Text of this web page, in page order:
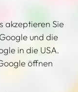
akzeptieren Sie
und die
in die USA.
öffnen